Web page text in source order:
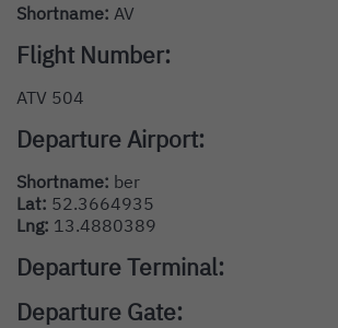
Shortname: AV
Flight Number:
ATV 504
Departure Airport:
Shortname: ber
Lat: 52.3664935
Lng: 13.4880389
Departure Terminal:
Departure Gate: